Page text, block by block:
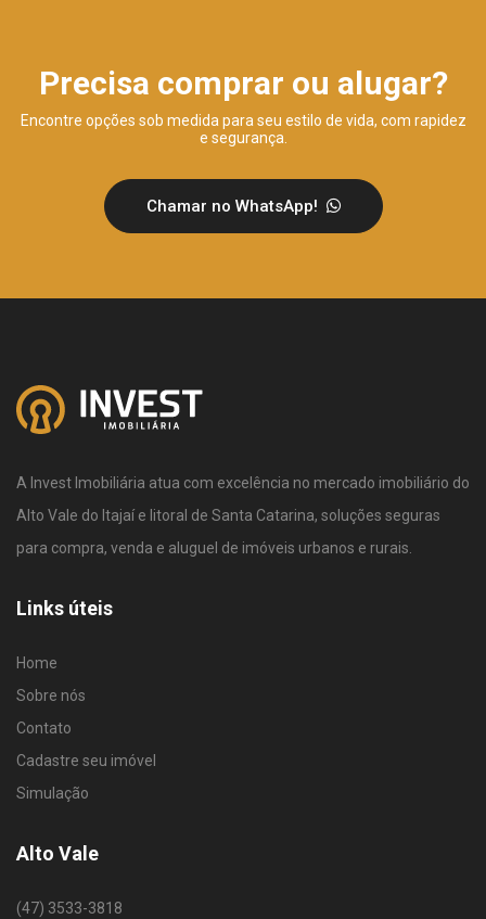
Precisa comprar ou alugar?
Encontre opções sob medida para seu estilo de vida, com rapidez
e segurança.
Chamar no WhatsApp!
A Invest Imobiliária atua com excelência no mercado imobiliário do
Alto Vale do Itajaí e litoral de Santa Catarina, soluções seguras
para compra, venda e aluguel de imóveis urbanos e rurais.
Links úteis
Home
Sobre nós
Contato
Cadastre seu imóvel
Simulação
Alto Vale
(47) 3533-3818